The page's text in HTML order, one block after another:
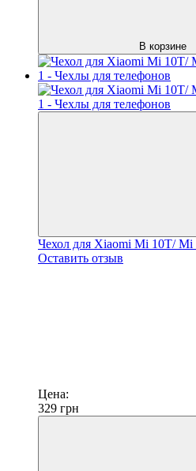
В корзине
Чехол для Xiaomi Mi 10T/ Mi
Оставить отзыв
Цена:
329 грн